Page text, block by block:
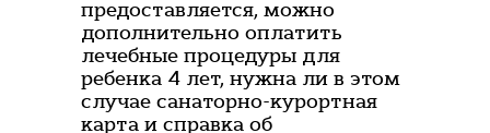
предоставляется, можно
дополнительно оплатить
лечебные процедуры для
ребенка 4 лет, нужна ли в этом
случае санаторно-курортная
карта и справка об